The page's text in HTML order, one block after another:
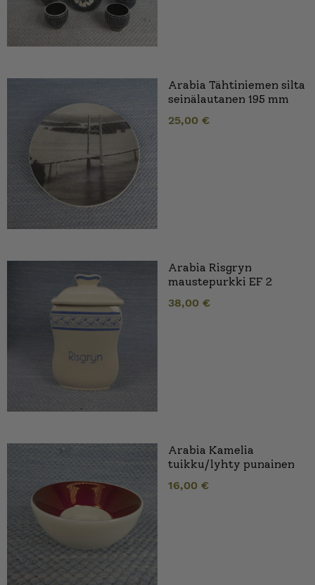
Arabia Tähtiniemen silta
seinälautanen 195 mm
25,00 €
Arabia Risgryn
maustepurkki EF 2
38,00 €
Arabia Kamelia
tuikku/lyhty punainen
16,00 €